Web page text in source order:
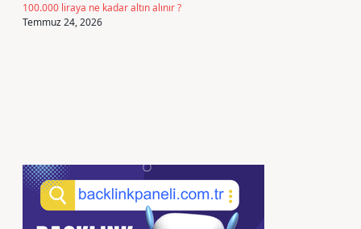
100.000 liraya ne kadar altın alınır ?
Temmuz 24, 2026